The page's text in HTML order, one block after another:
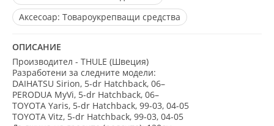
Aксесоар: Товароукрепващи средства
ОПИСАНИЕ
Производител - THULE (Швеция)
Разработени за следните модели:
DAIHATSU Sirion, 5-dr Hatchback, 06–
PERODUA MyVi, 5-dr Hatchback, 06–
TOYOTA Yaris, 5-dr Hatchback, 99-03, 04-05
TOYOTA Vitz, 5-dr Hatchback, 99-03, 04-05